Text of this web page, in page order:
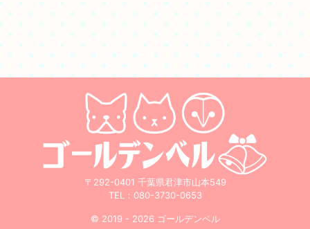
〒292-0401 千葉県君津市山本549
TEL： 080-3730-0653
© 2019 - 2026 ゴールデンベル